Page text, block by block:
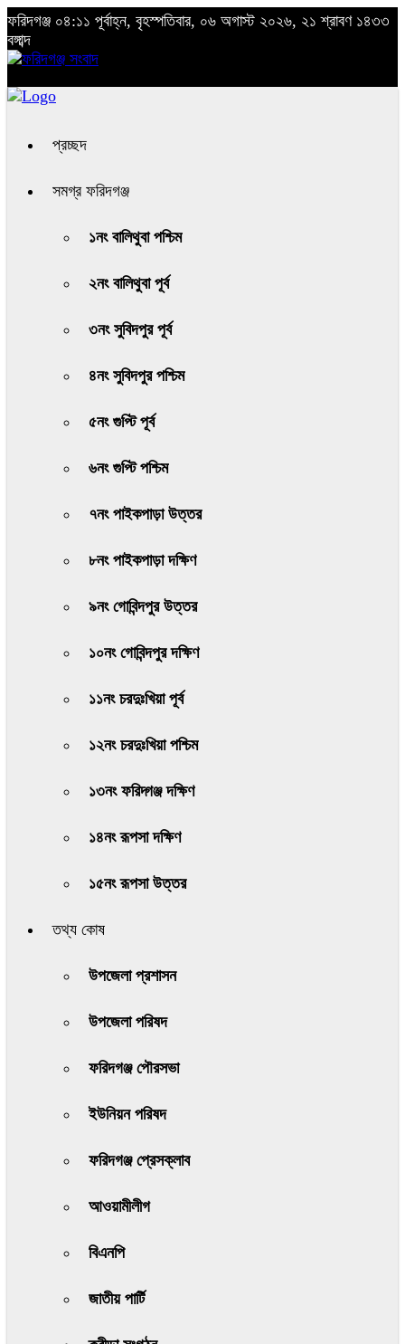
ফরিদগঞ্জ ০৪:১১ পূর্বাহ্ন, বৃহস্পতিবার, ০৬ অগাস্ট ২০২৬, ২১ শ্রাবণ ১৪৩৩
বঙ্গাব্দ
প্রচ্ছদ
সমগ্র ফরিদগঞ্জ
১নং বালিথুবা পশ্চিম
২নং বালিথুবা পূর্ব
৩নং সুবিদপুর পূর্ব
৪নং সুবিদপুর পশ্চিম
৫নং গুপ্টি পূর্ব
৬নং গুপ্টি পশ্চিম
৭নং পাইকপাড়া উত্তর
৮নং পাইকপাড়া দক্ষিণ
৯নং গোবিন্দপুর উত্তর
১০নং গোবিন্দপুর দক্ষিণ
১১নং চরদুঃখিয়া পূর্ব
১২নং চরদুঃখিয়া পশ্চিম
১৩নং ফরিদ্গঞ্জ দক্ষিণ
১৪নং রূপসা দক্ষিণ
১৫নং রূপসা উত্তর
তথ্য কোষ
উপজেলা প্রশাসন
উপজেলা পরিষদ
ফরিদগঞ্জ পৌরসভা
ইউনিয়ন পরিষদ
ফরিদগঞ্জ প্রেসক্লাব
আওয়ামীলীগ
বিএনপি
জাতীয় পার্টি